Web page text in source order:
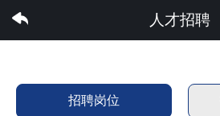
云开集团有限公司
人才招聘
招聘岗位